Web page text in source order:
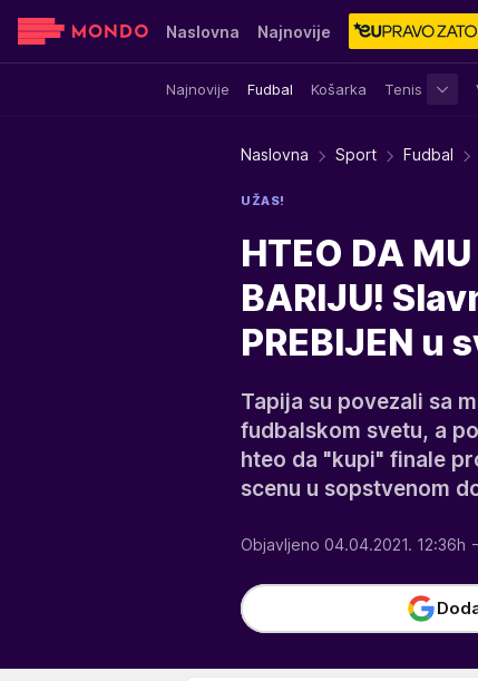
Naslovna Najnovije
Najnovije Fudbal Košarka Tenis
Sensa Stvar ukusa Yumama
Naslovna Sport Fudbal
UŽAS!
HTEO DA
BARIJU!
PREBIJEN u
Tapija su povezali sa
fudbalskom svetu, a
hteo da "kupi" finale
scenu u sopstvenom
Objavljeno 04.04.2021. 12:36h